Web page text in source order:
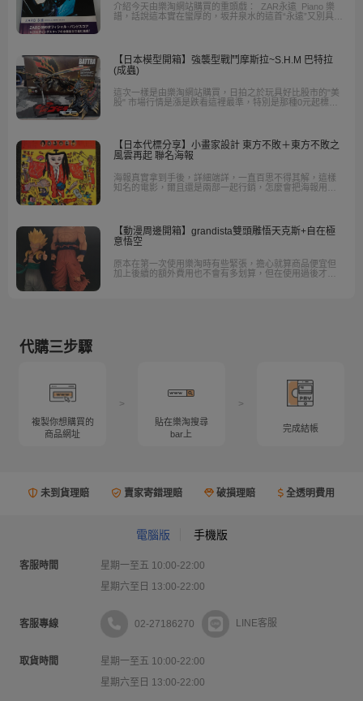
介紹今天由樂淘網站購買的重頭戲： ZAR永遠 Piano 樂
譜，話說這本實在蠻厚的，坂井泉水的這首“永遠”又別具意
【日本模型開箱】強襲型戰鬥摩斯拉~S.H.M 巴特拉
(成蟲)
這次一樣是由樂淘網站購買，日拍之於玩具好比股市的"美
股" 市場行情是漲是跌看這裡最準，特別是那種0元起標且
【日本代標分享】小畫家設計 東方不敗＋東方不敗之
風雲再起 聯名海報
海報真實拿到手後，詳細端詳，一直百思不得其解，這樣
知名的電影，爾且還是兩部一起行銷，怎麼會把海報用這
【動漫周邊開箱】grandista雙頭雕悟天克斯+自在極
意悟空
原本在第一次使用樂淘時有些緊張，擔心就算商品便宜但
加上後續的額外費用也不會有多划算，但在使用過後才發
代購三步驟
複製你想購買的
商品網址
>
貼在樂淘搜尋
bar上
>
完成結帳
未到貨理賠 賣家寄錯理賠 破損理賠 全透明費用
電腦版 手機版
客服時間
星期一至五 10:00-22:00
星期六至日 13:00-22:00
客服專線 02-27186270 LINE客服
取貨時間
星期一至五 10:00-22:00
星期六至日 13:00-22:00